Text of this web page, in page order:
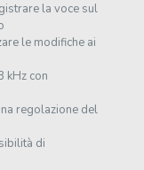
la voce sul
le modifiche ai
kHz con
regolazione del
di